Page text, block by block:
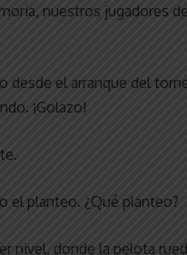
nuestros jugadores
el arranque del
¡Golazo!
el planteo. ¿Qué planteo?
nivel, donde la pelota